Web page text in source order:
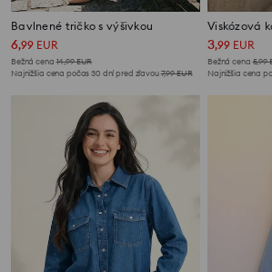
Bavlnené tričko s výšivkou
6,99 EUR
Bežná cena 14,99EUR
Najnižšia cena počas 30 dní pred zľavou7,99EUR
3,99 EUR
Bežná cena 5,99
Najnižšia cena